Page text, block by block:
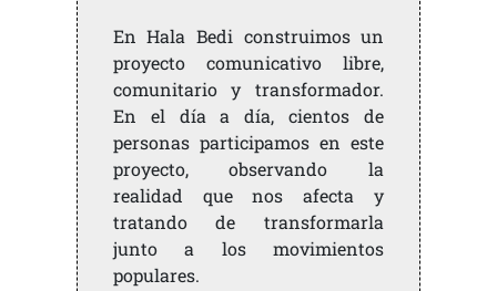
En Hala Bedi construimos un
proyecto comunicativo libre,
comunitario y transformador.
En el día a día, cientos de
personas participamos en este
proyecto, observando la
realidad que nos afecta y
tratando de transformarla
junto a los movimientos
populares.